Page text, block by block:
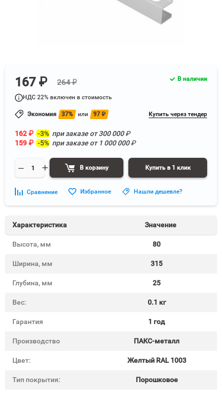
167 ₽ 264 ₽
НДС 22% включен в стоимость
Экономия 37% или 97 ₽ Купить через тендер
162 ₽ -3% при заказе от300 000₽
159 ₽ -5% при заказе от 1 000 000₽
В корзину Купить в 1 клик
В наличии
Сравнение Избранное Нашли дешевле?
Характеристика Значение
Высота, мм 80
Ширина, мм 315
Глубина, мм 25
Вес: 0.1 кг
Гарантия 1 год
Производство ПАКС-металл
Цвет: Желтый RAL 1003
Тип покрытия: Порошковое